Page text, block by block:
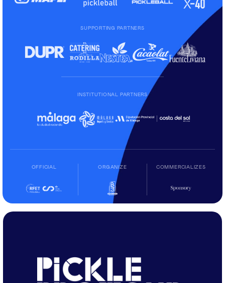
SUPPORTING PARTNERS
INSTITUTIONAL PARTNERS
OFFICIAL ORGANIZE COMMERCIALIZES